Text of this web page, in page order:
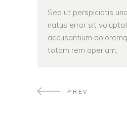
Sed ut perspiciatis
natus error sit
accusantium
totam rem aperiam,
PREV